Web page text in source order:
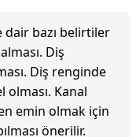
bazı belirtiler
Diş
Diş renginde
olması. Kanal
emin olmak için
önerilir.